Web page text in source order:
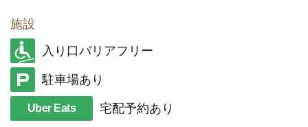
施設
入り口バリアフリー
駐車場あり
Uber Eats 宅配予約あり